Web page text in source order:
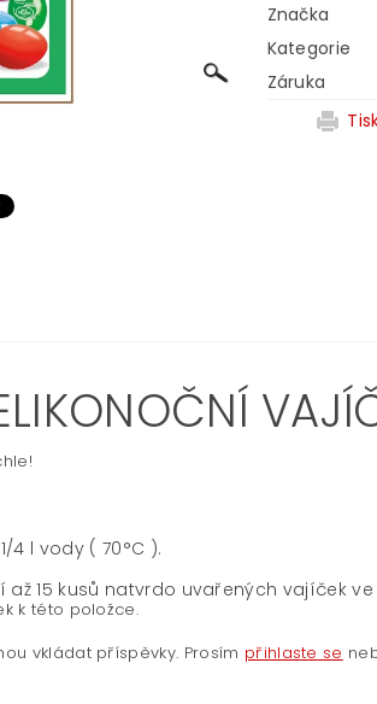
Značka
Kategorie
Záruka
4 l vody ( 70°C ).
15 kusů natvrdo uvařených vajíček
k této položce.
vkládat příspěvky. Prosím přihlaste se